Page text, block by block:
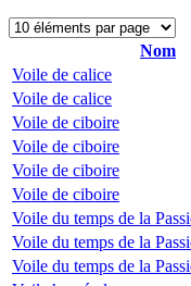
Nom
Voile de calice
Voile de calice
Voile de ciboire
Voile de ciboire
Voile de ciboire
Voile de ciboire
Voile du temps de la
Voile du temps de la
Voile du temps de la